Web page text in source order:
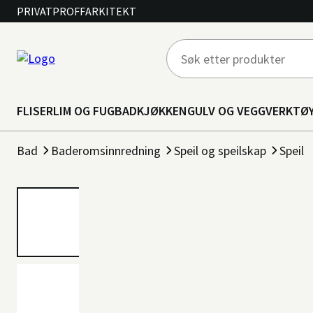
PRIVATPROFFARKITEKT
FLISERLIM OG FUGBADKJØKKENGULV OG VEGG
Bad Baderomsinnredning Speil og speilskap Speil